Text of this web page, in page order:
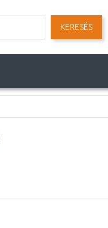
KERESÉS